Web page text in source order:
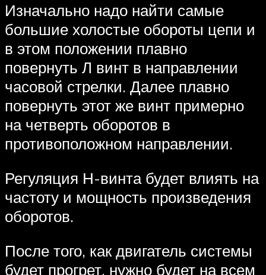
Изначально надо найти самые
большие холостые обороты цепи и
в этом положении плавно
повернуть Л винт в направлении
часовой стрелки. Далее плавно
повернуть этот же винт примерно
на четверть оборотов в
противоположном направлении.
Регуляция Н-винта будет влиять на
частоту и мощность произведения
оборотов.
После того, как двигатель системы
будет прогрет, нужно будет на всем